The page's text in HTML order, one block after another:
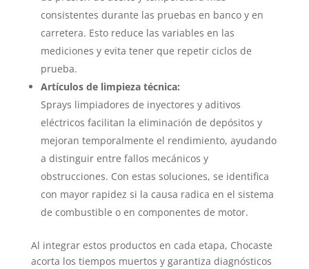
consistentes durante las pruebas en banco y en
carretera. Esto reduce las variables en las
mediciones y evita tener que repetir ciclos de
prueba.
Artículos de limpieza técnica:
Sprays limpiadores de inyectores y aditivos
eléctricos facilitan la eliminación de depósitos y
mejoran temporalmente el rendimiento, ayudando
a distinguir entre fallos mecánicos y
obstrucciones. Con estas soluciones, se identifica
con mayor rapidez si la causa radica en el sistema
de combustible o en componentes de motor.
Al integrar estos productos en cada etapa, Chocaste
acorta los tiempos muertos y garantiza diagnósticos